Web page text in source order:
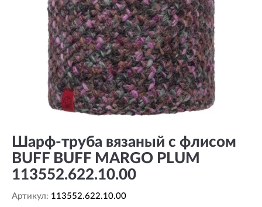
Шарф-труба вязаный с флисом
BUFF BUFF MARGO PLUM
113552.622.10.00
Артикул: 113552.622.10.00